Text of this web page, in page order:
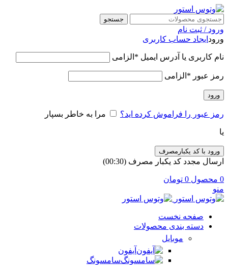
جستجو
ورود / ثبت نام
ورود ایجاد حساب کاربری
نام کاربری یا آدرس ایمیل * الزامی
رمز عبور * الزامی
ورود
رمز عبور را فراموش کرده اید؟ مرا به خاطر بسپار
یا
ورود با کد یکبارمصرف
ارسال مجدد کد یکبار مصرف (00:
30
)
0 محصول 0 تومان
منو
صفحه نخست
دسته بندی محصولات
موبایل
آیفون
سامسونگ